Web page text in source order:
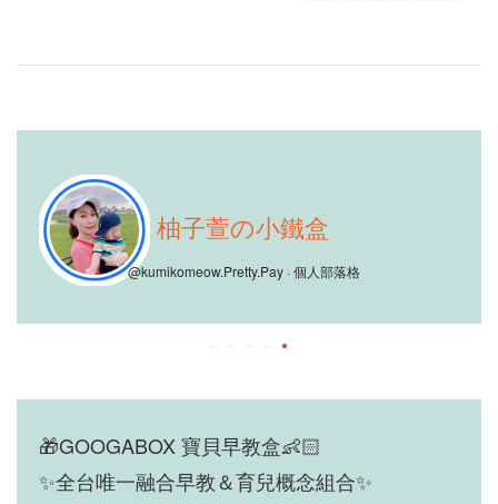
柚子萱の小鐵盒
@kumikomeow.Pretty.Pay · 個人部落格
🎁GOOGABOX 寶貝早教盒👶🏻
✨全台唯一融合早教＆育兒概念組合✨